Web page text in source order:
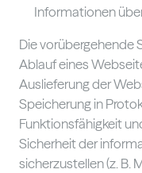
Informationen
Die vorübergehende
Ablauf eines
Auslieferung der
Speicherung in
Funktionsfähigkeit
Sicherheit der
sicherzustellen (z. B.